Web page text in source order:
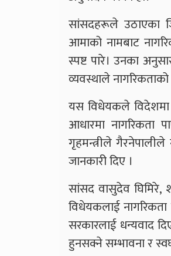
सांसदहरूले उठाएका
आमाको नामबाट
स्पष्ट पारे। उनका
व्यवस्थाले
यस विधेयकले विदेशमा
आधारमा नागरिकता
गृहमन्त्रीले गैरनेपालीले
जानकारी दिए ।
सांसद वासुदेव घिमिरे,
विधेयकलाई नागरिकता
सरकारलाई धन्यवाद
हुनसक्ने सम्भावना र